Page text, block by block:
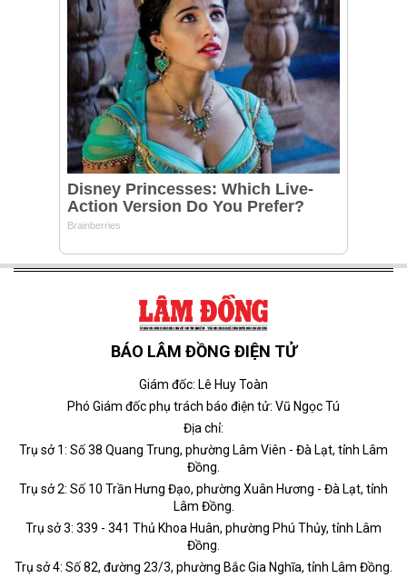
BÁO LÂM ĐỒNG ĐIỆN TỬ
Giám đốc: Lê Huy Toàn
Phó Giám đốc phụ trách báo điện tử: Vũ Ngọc Tú
Địa chỉ:
Trụ sở 1: Số 38 Quang Trung, phường Lâm Viên - Đà Lạt, tỉnh Lâm
Đồng.
Trụ sở 2: Số 10 Trần Hưng Đạo, phường Xuân Hương - Đà Lạt, tỉnh
Lâm Đồng.
Trụ sở 3: 339 - 341 Thủ Khoa Huân, phường Phú Thủy, tỉnh Lâm
Đồng.
Trụ sở 4: Số 82, đường 23/3, phường Bắc Gia Nghĩa, tỉnh Lâm Đồng.